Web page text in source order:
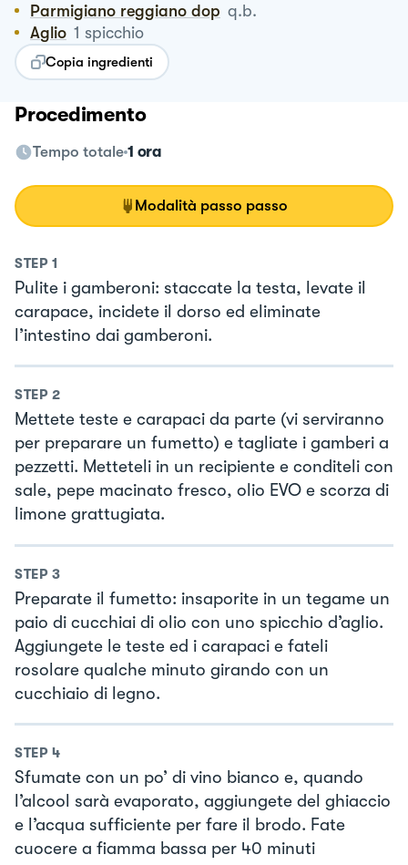
Parmigiano reggiano dop q.b.
Aglio 1 spicchio
Copia ingredienti
Procedimento
Tempo totale 1 ora
Modalità passo passo
STEP 1
Pulite i gamberoni: staccate la testa, levate il
carapace, incidete il dorso ed eliminate
l’intestino dai gamberoni.
STEP 2
Mettete teste e carapaci da parte (vi serviranno
per preparare un fumetto) e tagliate i gamberi a
pezzetti. Metteteli in un recipiente e conditeli con
sale, pepe macinato fresco, olio EVO e scorza di
limone grattugiata.
STEP 3
Preparate il fumetto: insaporite in un tegame un
paio di cucchiai di olio con uno spicchio d’aglio.
Aggiungete le teste ed i carapaci e fateli
rosolare qualche minuto girando con un
cucchiaio di legno.
STEP 4
Sfumate con un po’ di vino bianco e, quando
l’alcool sarà evaporato, aggiungete del ghiaccio
e l’acqua sufficiente per fare il brodo. Fate
cuocere a fiamma bassa per 40 minuti